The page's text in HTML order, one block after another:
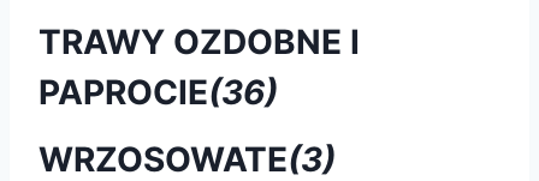
TRAWY OZDOBNE I
PAPROCIE(36)
WRZOSOWATE(3)